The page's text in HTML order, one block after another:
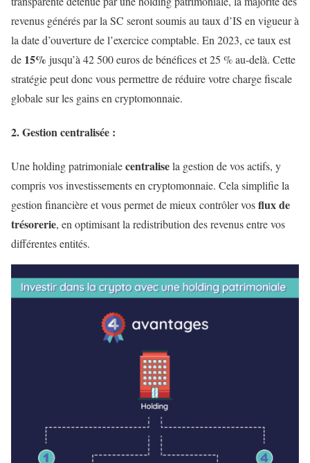
revenus générés par la SC seront soumis au taux d’IS en vigueur à
la date d’ouverture de l’exercice comptable. En 2023, ce taux est
de 15% jusqu’à 42 500 euros de bénéfices et 25 % au-delà. Cette
stratégie peut donc vous permettre de réduire votre charge fiscale
globale sur les gains en cryptomonnaie.
2. Gestion centralisée :
Une holding patrimonialecentralisela gestion de vos actifs, y
compris vos investissements en cryptomonnaie. Cela simplifie la
gestion financière et vous permet de mieux contrôler vosflux de
trésorerie, en optimisant la redistribution des revenus entre vos
différentes entités.